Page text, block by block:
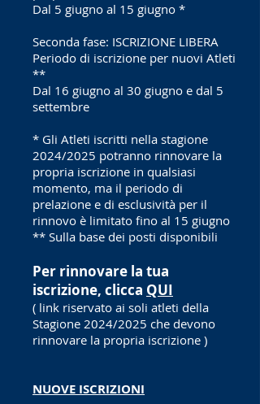
Dal 5 giugno al 15 giugno *
Seconda fase: ISCRIZIONE LIBERA
Periodo di iscrizione per nuovi Atleti
**
Dal 16 giugno al 30 giugno e dal 5
settembre
* Gli Atleti iscritti nella stagione
2024/2025 potranno rinnovare la
propria iscrizione in qualsiasi
momento, ma il periodo di
prelazione e di esclusività per il
rinnovo è limitato fino al 15 giugno
** Sulla base dei posti disponibili
Per rinnovare la tua
iscrizione, clicca QUI
( link riservato ai soli atleti della
Stagione 2024/2025 che devono
rinnovare la propria iscrizione )
NUOVE ISCRIZIONI